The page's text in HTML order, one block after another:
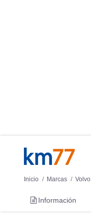
Inicio Marcas Volvo
Información